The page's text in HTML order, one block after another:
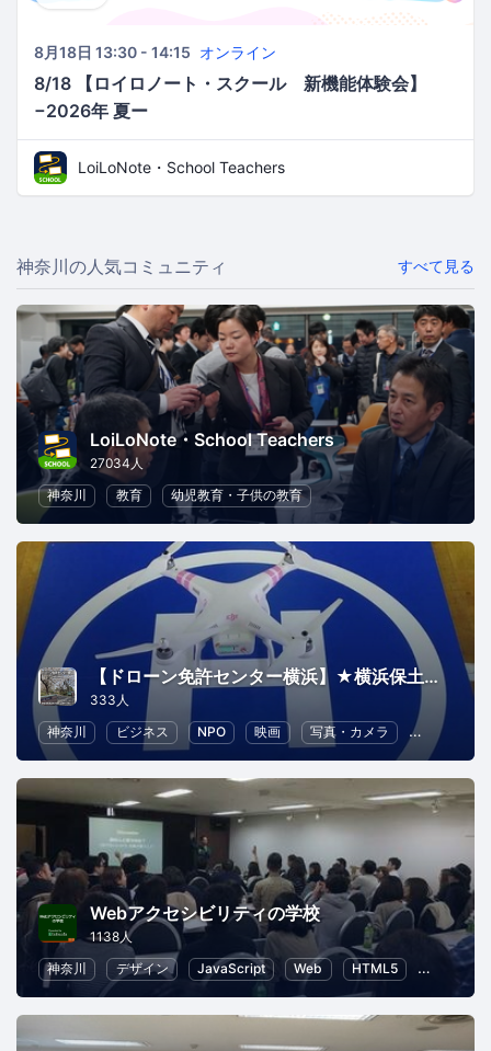
8月18日 13:30 - 14:15 オンライン
8/18 【ロイロノート・スクール 新機能体験会】
−2026年 夏ー
LoiLoNote・School Teachers
神奈川の人気コミュニティ すべて見る
LoiLoNote・School Teachers
27034人
神奈川
教育 幼児教育・子供の教育
【ドローン免許センター横浜】★横浜保土ヶ谷練習場（ＪＲ東戸塚🚉）★町田市緑山練習場（小田急線鶴川🚉にて、ドローン二等国家資格取得可能
333人
神奈川
ビジネス NPO 映画 写真・カメラ 建築
Webアクセシビリティの学校
1138人
神奈川
デザイン JavaScript Web HTML5 UX